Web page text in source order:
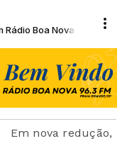
Boa Nova
Em nova redução,